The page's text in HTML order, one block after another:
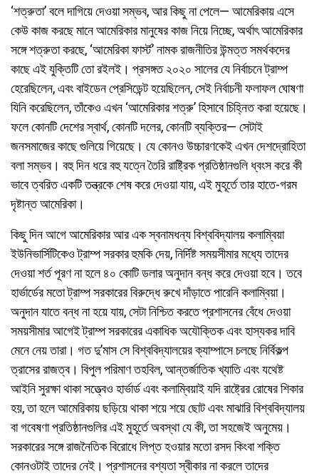
‘শত্রুতা’ বলে দাগিয়ে দেওয়া সম্ভব, আর কিছু না পেলে— আমেরিকায় এসে
কেউ কাজ করছে মানে আমেরিকার মানুষের কাজ নিয়ে নিচ্ছে, অর্থাৎ আমেরিকার
সঙ্গে শত্রুতা করছে, ‘আমেরিকা ফার্স্ট’ নামক রাজনীতির উন্মত্ত সমর্থকদের
কাছে এই যুক্তিটি তো রইলই। প্রসঙ্গত ২০২০ সালের যে নির্বাচনে ট্রাম্প
হেরেছিলেন, এবং বাইডেন প্রেসিডেন্ট হয়েছিলেন, সেই নির্বাচনী ফলাফল ঘোষণা
যিনি করেছিলেন, তাঁকেও এখন ‘আমেরিকার শত্রু’ হিসাবে চিহ্নিত করা হয়েছে।
ফলে কোনটি দেশের স্বার্থ, কোনটি দলের, কোনটি ব্যক্তির— সেটাই
জনসমাজের কাছে গুলিয়ে গিয়েছে। যে কোনও উচ্চারণকেই এখন দেশদ্রোহিতা
বলা সম্ভব। বহু দিন ধরে বহু যত্নে তৈরি রাষ্ট্রিক প্রতিষ্ঠানগুলি ধ্বংস করে কী
ভাবে ত্বরিত একটি তন্ত্রকে শেষ করে দেওয়া যায়, এই মুহূর্তে তার হাতে-গরম
দৃষ্টান্ত আমেরিকা।
কিছু দিন আগে আমেরিকার আর এক স্বনামধন্য বিশ্ববিদ্যালয় কলাম্বিয়া
ইউনিভার্সিটিকেও ট্রাম্প সরকার হুমকি দেয়, নির্দিষ্ট সময়সীমার মধ্যে তাদের
দেওয়া শর্ত পূরণ না হলে ৪০ কোটি ডলার অনুদান বন্ধ করে দেওয়া হবে। তবে
হার্ভার্ডের মতো ট্রাম্প সরকারের বিরুদ্ধে রুখে দাঁড়াতে পারেনি কলাম্বিয়া।
অনুদান যাতে বন্ধ না হয়ে যায়, সেটা নিশ্চিত করতে প্রশাসনের বেঁধে দেওয়া
সময়সীমার আগেই ট্রাম্প সরকারের একাধিক অযৌক্তিক এবং হাস্যকর দাবি
মেনে নেয় তারা। গত দু’মাস সে বিশ্ববিদ্যালয়ের ক্যাম্পাসে চলছে নির্বিকল্প
ত্রাসের রাজত্ব। বিপুল পরিমাণ তহবিল, আন্তর্জাতিক খ্যাতি এবং যথেষ্ট
আইনি সুরক্ষা থাকা সত্ত্বেও হার্ভার্ড এবং কলাম্বিয়াই যদি রাষ্ট্রের রোষের শিকার
হয়, তা হলে আমেরিকায় ছড়িয়ে থাকা শয়ে শয়ে ছোট এবং মাঝারি বিশ্ববিদ্যালয়
বা গবেষণা প্রতিষ্ঠানগুলির এই মুহূর্তে অবস্থা যে কী, তা সহজেই অনুমেয়।
সরকারের সঙ্গে রাজনৈতিক বিরোধে লিপ্ত হওয়ার মতো রসদ কিংবা শক্তি
কোনওটাই তাদের নেই। প্রশাসনের বশ্যতা স্বীকার না করলে তাদের